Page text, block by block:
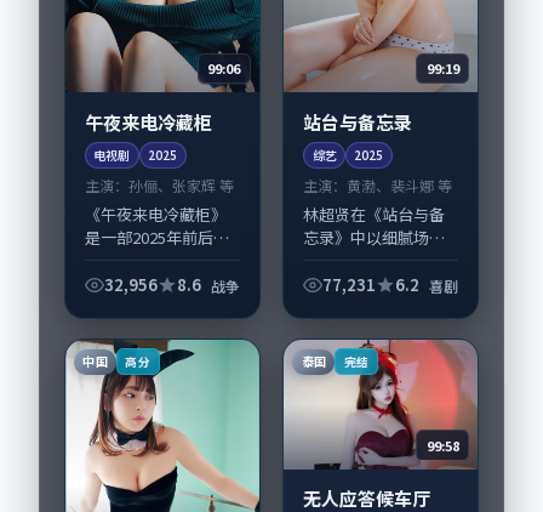
99:06
午夜来电冷藏柜
电视剧 2025
主演： 孙俪、张家辉 等
《午夜来电冷藏柜》
是一部2025年前后推
由韦斯·安德森执
亦参与重要戏份。故
事围绕当代都市中...
32,956 8.6 战争
99:19
站台与备忘录
综艺 2025
主演： 黄渤、裴斗娜 等
林超贤在《站台与备
忘录》中以细腻场面
黄渤、裴斗娜领衔的
国完成制作协同，
2025-05-05...
77,231 6.2 喜剧
中国 高分 泰国 完结
99:58
无人应答候车厅